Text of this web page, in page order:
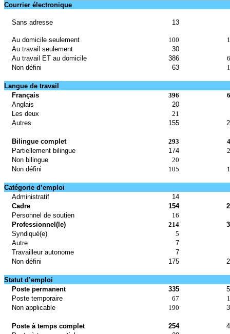
Courrier électronique
Sans adresse 13
Au domicile seulement 100
Au travail seulement
30
Au travail ET au domicile
386
Non défini
63
Langue de travail
Français
396
Anglais
20
Les deux
21
Autres
155
Bilingue complet 293
Partiellement bilingue
174
2
Non bilingue
20
Non défini
105
Catégorie d’emploi
Administratif
14
Cadre
154
Personnel de soutien
16
Professionnel(le)
214
Syndiqué(e)
5
Autre
7
Travailleur autonome
7
Non défini
175
Statut d’emploi
Poste permanent
335
Poste temporaire
67
Non applicable
190
Poste à temps complet 254